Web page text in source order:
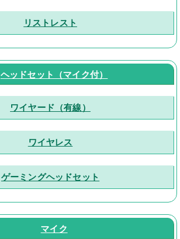
リストレスト
ヘッドセット（マイク付）
ワイヤード（有線）
ワイヤレス
ゲーミングヘッドセット
マイク